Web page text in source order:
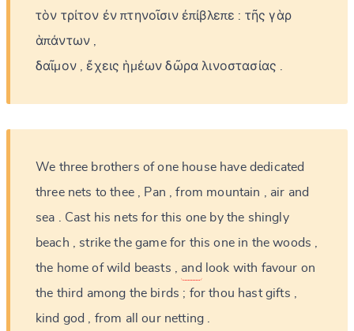
τὸν τρίτον ἐν πτηνοῖσιν ἐπίβλεπε : τῆς γὰρ
ἁπάντων
δαῖμον
ἔχεις ἡμέων δῶρα λινοστασίας
We three brothers of one house have dedicated
three nets to thee Pan from mountain air and
sea
Cast his nets for this one by the shingly
beach
strike the game for this one in the woods
the home of wild beasts and look with favour on
the third among the birds ; for thou hast gifts ,
kind god , from all our netting .